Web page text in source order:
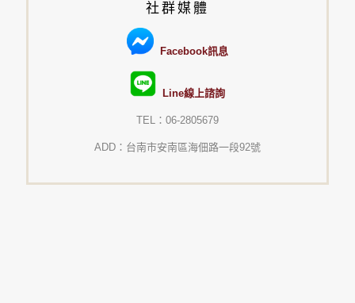
社群媒體
Facebook訊息
Line線上諮詢
TEL：06-2805679
ADD：台南市安南區海佃路一段92號